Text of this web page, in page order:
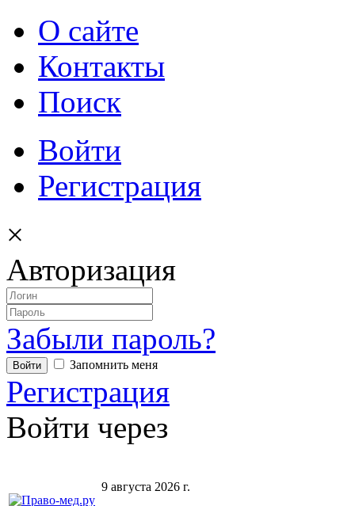
О сайте
Контакты
Поиск
Войти
Регистрация
×
Авторизация
Забыли пароль?
Запомнить меня
Регистрация
Войти через
9 августа 2026 г.